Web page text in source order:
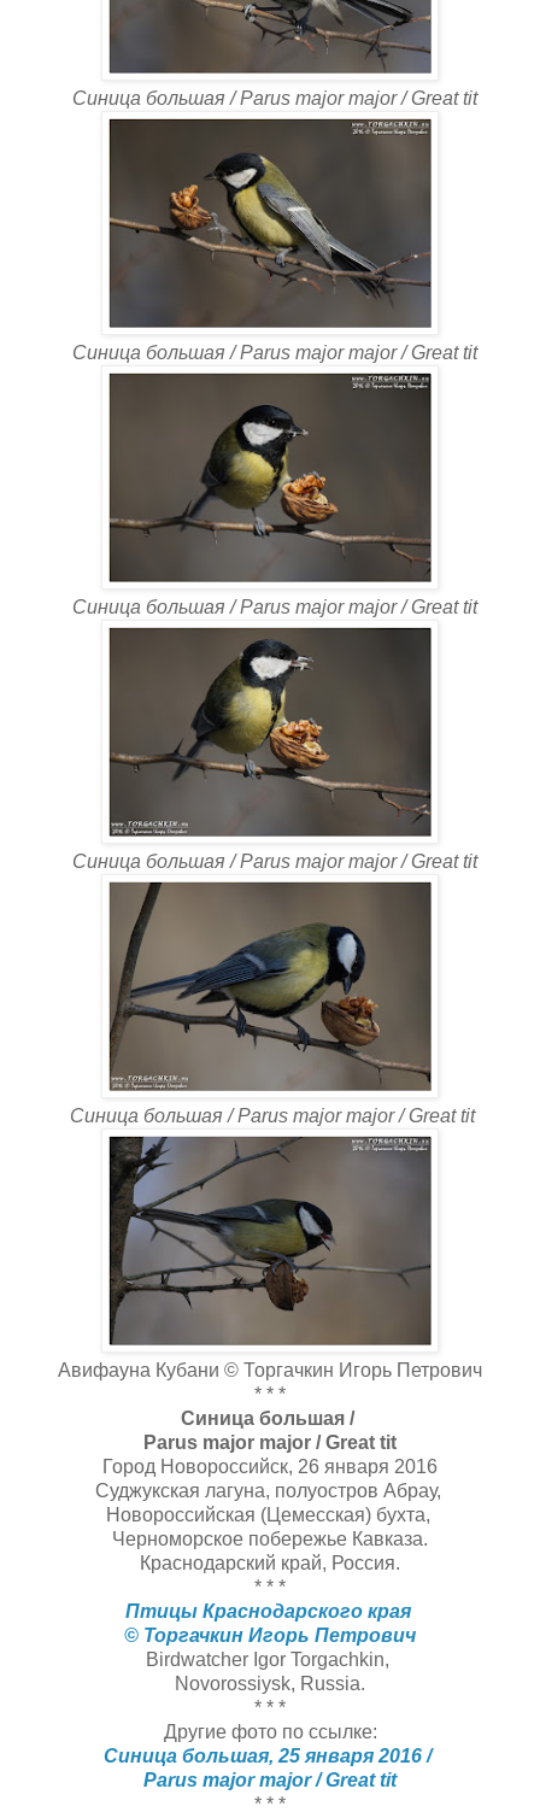
Синица большая / Parus major major / Great tit
Синица большая / Parus major major / Great tit
Синица большая / Parus major major / Great tit
Синица большая / Parus major major / Great tit
Синица большая / Parus major major / Great tit
Авифауна Кубани © Торгачкин Игорь Петрович
* * *
Синица большая /
Parus major major / Great tit
Город Новороссийск, 26 января 2016
Суджукская лагуна, полуостров Абрау,
Новороссийская (Цемесская) бухта,
Черноморское побережье Кавказа.
Краснодарский край, Россия.
* * *
Птицы Краснодарского края
© Торгачкин Игорь Петрович
Birdwatcher Igor Torgachkin,
Novorossiysk, Russia.
* * *
Другие фото по ссылке:
Синица большая, 25 января 2016 /
Parus major major / Great tit
* * *